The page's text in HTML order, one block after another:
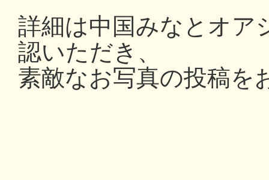
詳細は中国みなとオア
認いただき、
素敵なお写真の投稿を